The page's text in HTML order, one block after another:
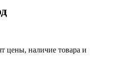
цены, наличие товара и